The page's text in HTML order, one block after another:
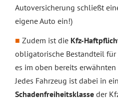
Autoversicherung schließt
eigene Auto ein!)
Zudem ist die Kfz-
obligatorische Bestandteil für
es im oben bereits
Jedes Fahrzeug ist dabei in
Schadenfreiheitsklasse der